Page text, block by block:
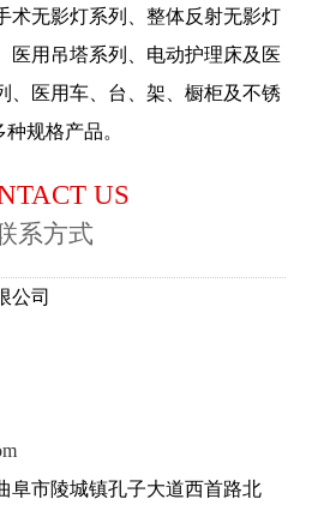
无影灯系列、整体反射无影灯
医用吊塔系列、电动护理床及医
、医用车、台、架、橱柜及不锈
规格产品。
US
系方式
公司
市陵城镇孔子大道西首路北